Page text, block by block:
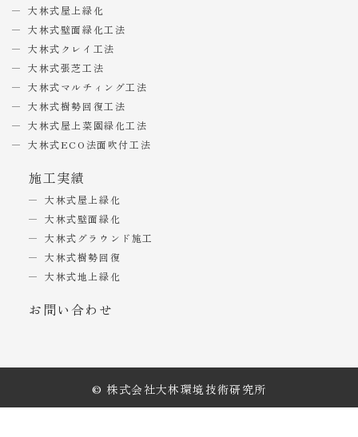
大林式屋上緑化
大林式壁面緑化工法
大林式クレイ工法
大林式張芝工法
大林式マルチィング工法
大林式樹勢回復工法
大林式屋上菜園緑化工法
大林式ECO法面吹付工法
施工実績
大林式屋上緑化
大林式壁面緑化
大林式グラウンド施工
大林式樹勢回復
大林式地上緑化
お問い合わせ
© 株式会社大林環境技術研究所